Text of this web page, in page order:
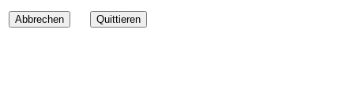
Abbrechen Quittieren